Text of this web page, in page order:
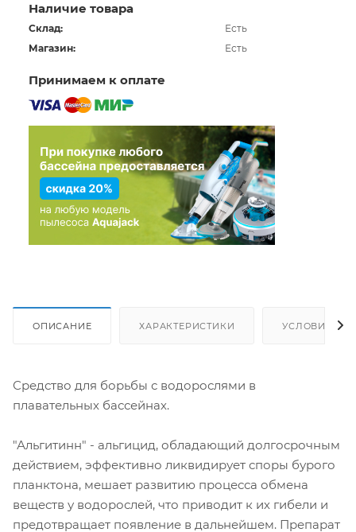
Наличие товара
Склад:
Есть
Магазин:
Есть
Принимаем к оплате
ОПИСАНИЕ ХАРАКТЕРИСТИКИ УСЛОВИЯ
Средство для борьбы с водорослями в
плавательных бассейнах.
"Альгитинн" - альгицид, обладающий долгосрочным
действием, эффективно ликвидирует споры бурого
планктона, мешает развитию процесса обмена
веществ у водорослей, что приводит к их гибели и
предотвращает появление в дальнейшем. Препарат